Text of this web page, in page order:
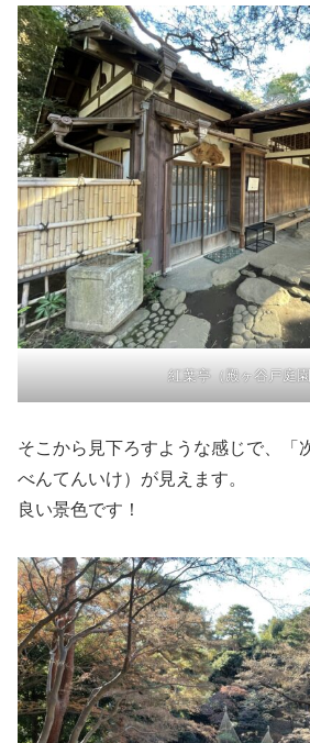
紅葉亭（殿ヶ谷戸庭園
そこから見下ろすような感じで、「
べんてんいけ）が見えます。
良い景色です！